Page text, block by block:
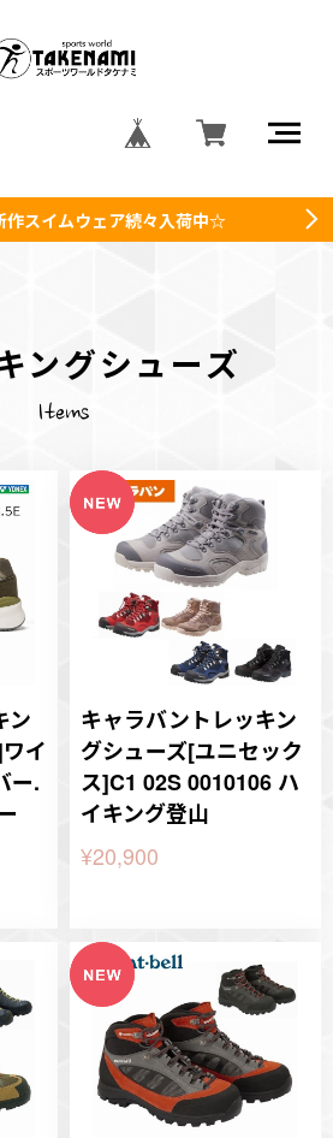
スイムウェア続々入荷中☆
ングシューズ
Items
ン
イ
ー.
キャラバントレッキン
グシューズ[ユニセック
ス]C1 02S 0010106 ハ
イキング登山
¥20,900